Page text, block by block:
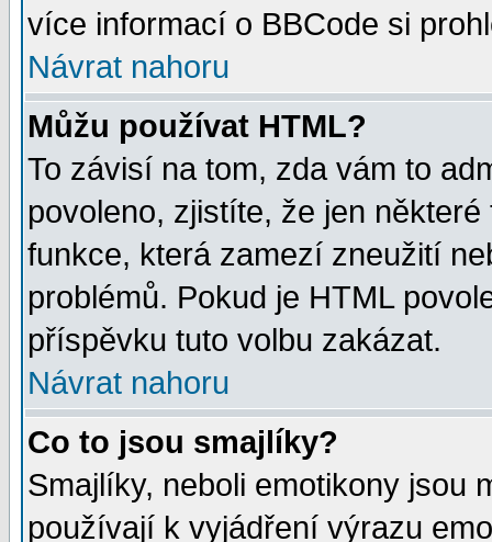
více informací o BBCode si
Návrat nahoru
Můžu používat HTML?
To závisí na tom, zda vám to
povoleno, zjistíte, že jen
funkce, která zamezí zneužití
problémů. Pokud je HTML
příspěvku tuto volbu zakázat.
Návrat nahoru
Co to jsou smajlíky?
Smajlíky, neboli emotikony jsou
používají k vyjádření výrazu